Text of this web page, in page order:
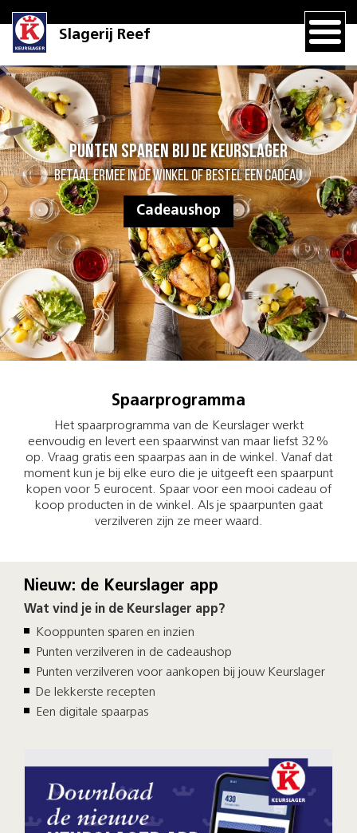
Slagerij Reef
Punten sparen bij de Keurslager
Betaal ermee in de winkel of bestel een cadeau
Cadeaushop
Spaarprogramma
Het spaarprogramma van de Keurslager werkt
eenvoudig en levert een spaarwinst van maar liefst 32%
op. Vraag gratis een spaarpas aan in de winkel. Vanaf dat
moment kun je bij elke euro die je uitgeeft een spaarpunt
kopen voor 5 eurocent. Spaar voor een mooi cadeau of
koop producten in de winkel. Als je spaarpunten gaat
verzilveren zijn ze meer waard.
Nieuw: de Keurslager app
Wat vind je in de Keurslager app?
Kooppunten sparen en inzien
Punten verzilveren in de cadeaushop
Punten verzilveren voor aankopen bij jouw Keurslager
De lekkerste recepten
Een digitale spaarpas